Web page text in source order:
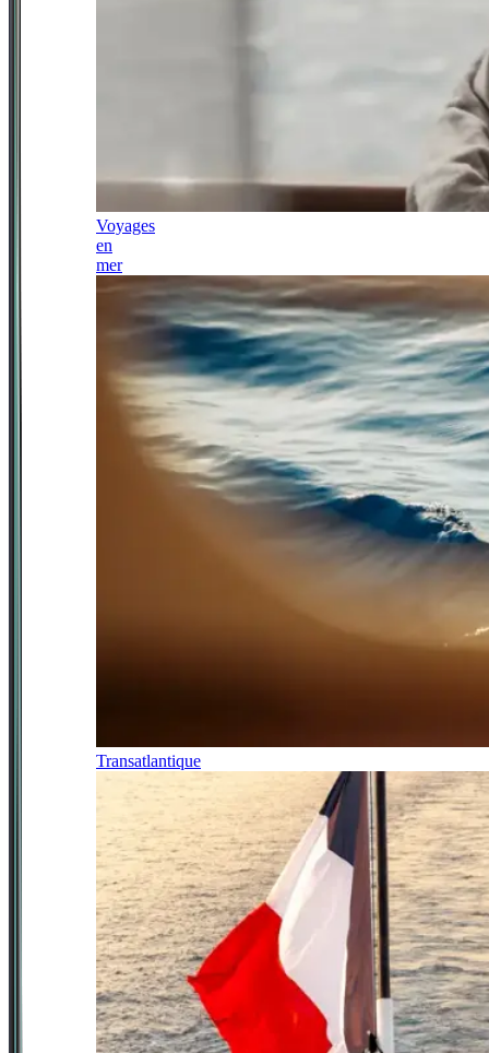
Voyages
en
mer
Transatlantique